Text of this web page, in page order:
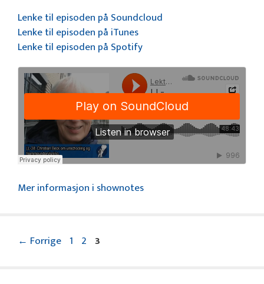
Lenke til episoden på Soundcloud
Lenke til episoden på iTunes
Lenke til episoden på Spotify
Mer informasjon i shownotes
← Forrige Side
1 Side
2 Side
3